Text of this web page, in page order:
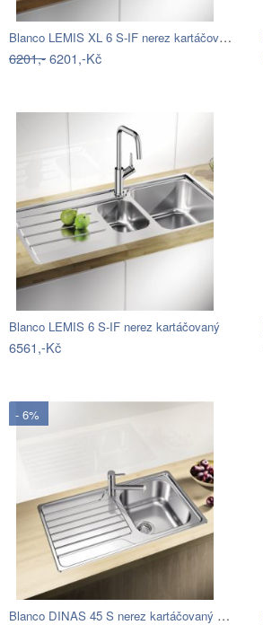
Blanco LEMIS XL 6 S-IF nerez kartáčovaný
6201,-6201,-Kč
Blanco LEMIS 6 S-IF nerez kartáčovaný
6561,-Kč
- 6%
Blanco DINAS 45 S nerez kartáčovaný bez…